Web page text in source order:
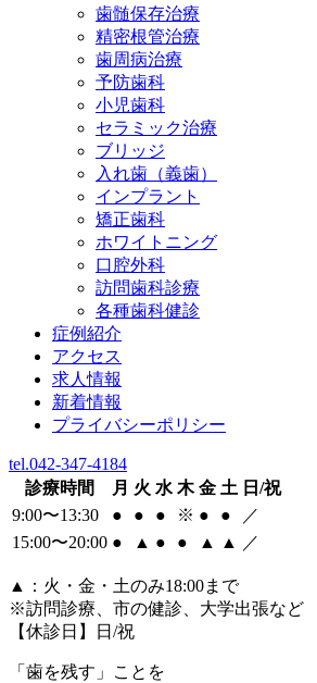
歯髄保存治療
精密根管治療
歯周病治療
予防歯科
小児歯科
セラミック治療
ブリッジ
入れ歯（義歯）
インプラント
矯正歯科
ホワイトニング
口腔外科
訪問歯科診療
各種歯科健診
症例紹介
アクセス
求人情報
新着情報
プライバシーポリシー
tel.042-347-4184
診療時間
月 火 水 木 金 土 日/祝
9:00〜13:30
● ● ● ※ ● ●
／
15:00〜20:00 ● ▲ ● ● ▲ ▲ ／
▲
：火・金・土のみ18:00まで
※訪問診療、市の健診、大学出張など
【休診日】日/祝
「歯を残す」ことを